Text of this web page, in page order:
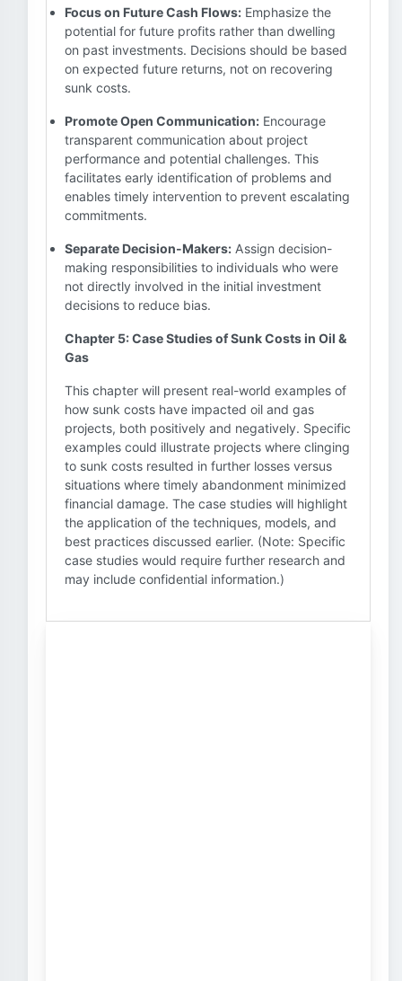
Focus on Future Cash Flows: Emphasize the
potential for future profits rather than dwelling
on past investments. Decisions should be based
on expected future returns, not on recovering
sunk costs.
Promote Open Communication: Encourage
transparent communication about project
performance and potential challenges. This
facilitates early identification of problems and
enables timely intervention to prevent escalating
commitments.
Separate Decision-Makers: Assign decision-
making responsibilities to individuals who were
not directly involved in the initial investment
decisions to reduce bias.
Chapter 5: Case Studies of Sunk Costs in Oil &
Gas
This chapter will present real-world examples of
how sunk costs have impacted oil and gas
projects, both positively and negatively. Specific
examples could illustrate projects where clinging
to sunk costs resulted in further losses versus
situations where timely abandonment minimized
financial damage. The case studies will highlight
the application of the techniques, models, and
best practices discussed earlier. (Note: Specific
case studies would require further research and
may include confidential information.)